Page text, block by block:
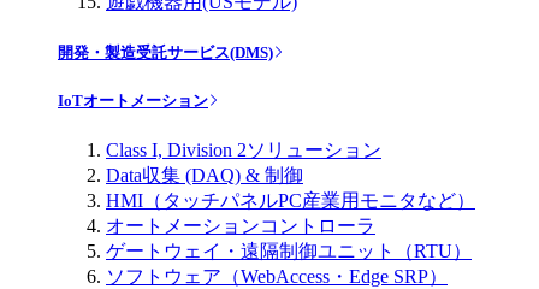
開発・製造受託サービス(DMS)
IoTオートメーション
Class I, Division 2ソリューション
Data収集 (DAQ) & 制御
HMI（タッチパネルPC産業用モニタなど）
オートメーションコントローラ
ゲートウェイ・遠隔制御ユニット（RTU）
ソフトウェア（WebAccess・Edge SRP）